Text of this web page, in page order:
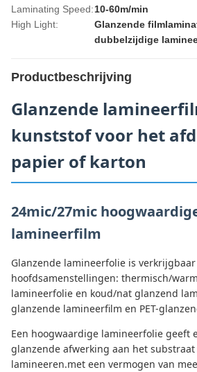
Laminating Speed:10-60m/min
High Light:
Glanzende
dubbelzijdige
Productbeschrijving
Glanzende
kunststof voor het
papier of karton
24mic/27mic
lamineerfilm
Glanzende lamineerfolie is
hoofdsamenstellingen: thermisch/
lamineerfolie en koud/nat glanzend
glanzende lamineerfilm en PET-
Een hoogwaardige lamineerfolie geeft
glanzende afwerking aan het
lamineeren.met een vermogen van